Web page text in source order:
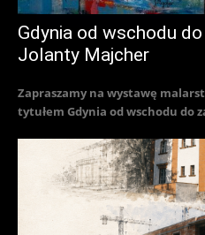
Gdynia od wschodu
Jolanty Majcher
Zapraszamy na wystawę
tytułem Gdynia od wschodu do